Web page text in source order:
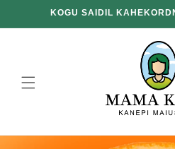
sisu
KOGU SAIDIL